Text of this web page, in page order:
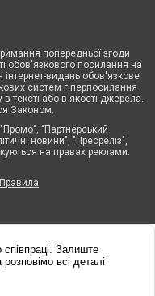
попередньої згоди
обов'язкового посилання на
видань обов'язкове
систем гіперпосилання
тексті або в якості джерела.
Законом.
"Партнерський
новини", "Пресреліз",
на правах реклами.
Правила
Залиште
всі деталі